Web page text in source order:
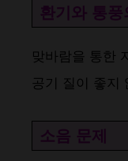
환기와 통풍
맞바람을 통한
공기 질이 좋지
소음 문제